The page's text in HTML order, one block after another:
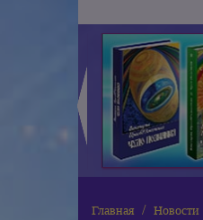
◄
Главная Новости